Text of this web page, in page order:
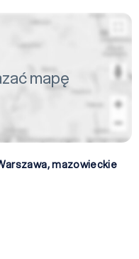
mapę
,mazowieckie